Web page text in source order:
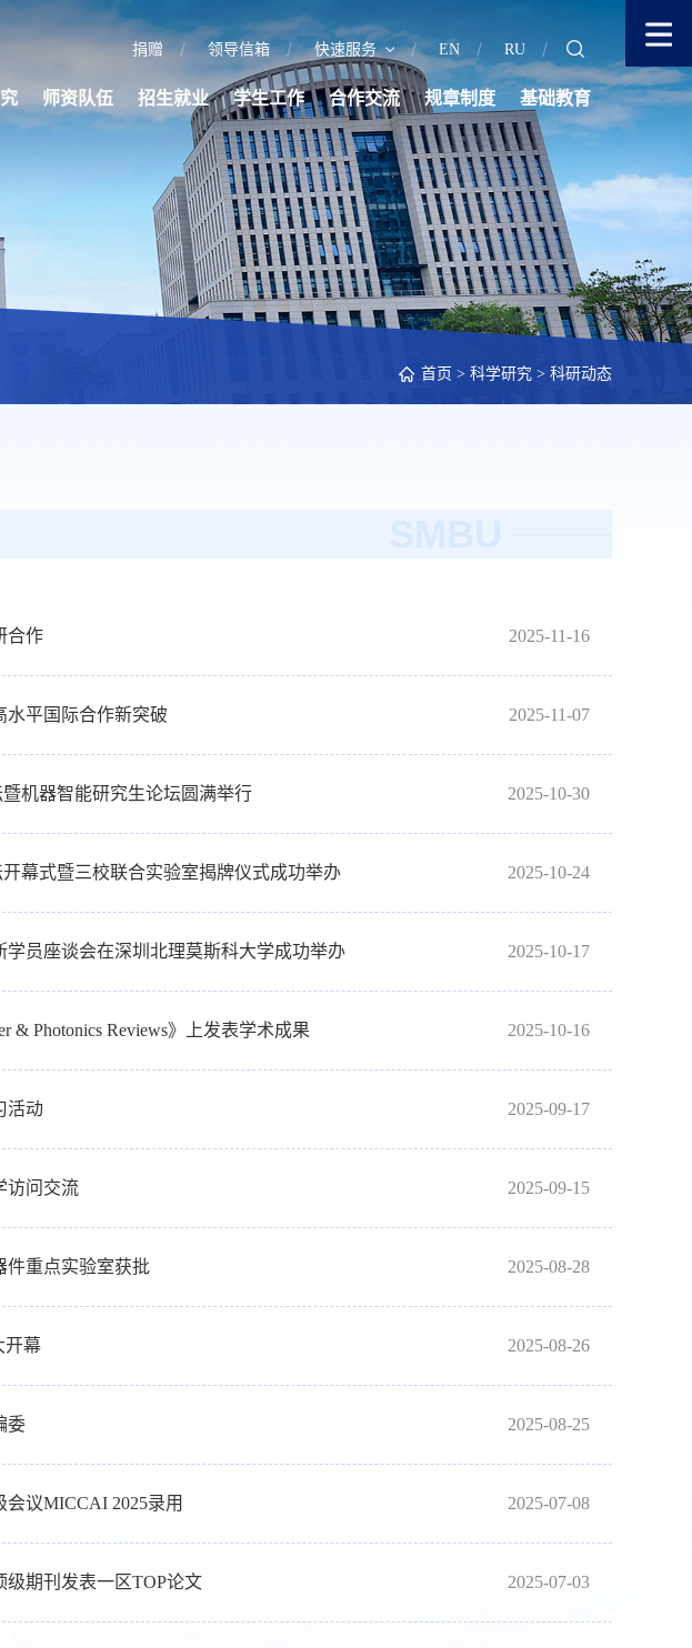
捐赠 领导信箱 快速服务 EN RU
师资队伍 招生就业 学生工作 合作交流 规章制度 基础教育
首页 > 科学研究 > 科研动态
合作 2025-11-16
水平国际合作新突破 2025-11-07
机器智能研究生论坛圆满举行 2025-10-30
幕式暨三校联合实验室揭牌仪式成功举办 2025-10-24
员座谈会在深圳北理莫斯科大学成功举办 2025-10-17
Photonics Reviews》上发表学术成果 2025-10-16
活动 2025-09-17
访问交流 2025-09-15
件重点实验室获批 2025-08-28
开幕 2025-08-26
委 2025-08-25
议MICCAI 2025录用 2025-07-08
期刊发表一区TOP论文 2025-07-03